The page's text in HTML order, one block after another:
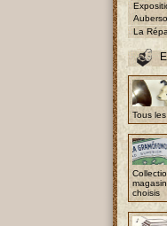
La
Tous
choisis